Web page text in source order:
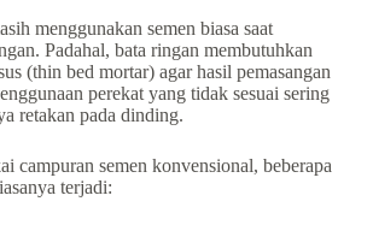
menggunakan semen biasa saat
Padahal, bata ringan membutuhkan
(thin bed mortar) agar hasil pemasangan
perekat yang tidak sesuai sering
retakan pada dinding.
campuran semen konvensional, beberapa
terjadi: